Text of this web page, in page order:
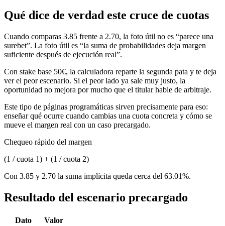
Qué dice de verdad este cruce de cuotas
Cuando comparas 3.85 frente a 2.70, la foto útil no es “parece una
surebet”. La foto útil es “la suma de probabilidades deja margen
suficiente después de ejecución real”.
Con stake base 50€, la calculadora reparte la segunda pata y te deja
ver el peor escenario. Si el peor lado ya sale muy justo, la
oportunidad no mejora por mucho que el titular hable de arbitraje.
Este tipo de páginas programáticas sirven precisamente para eso:
enseñar qué ocurre cuando cambias una cuota concreta y cómo se
mueve el margen real con un caso precargado.
Chequeo rápido del margen
(1 / cuota 1) + (1 / cuota 2)
Con 3.85 y 2.70 la suma implícita queda cerca del 63.01%.
Resultado del escenario precargado
Dato
Valor